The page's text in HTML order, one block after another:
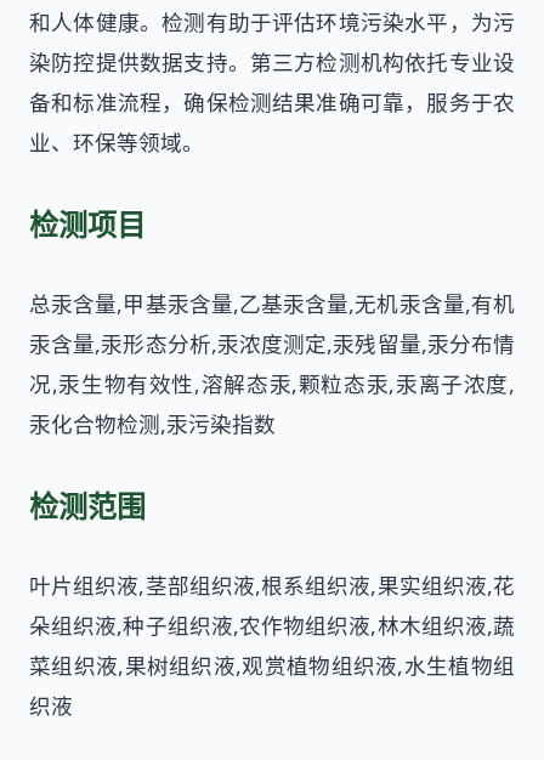
和人体健康。检测有助于评估环境污染水平，为污
染防控提供数据支持。第三方检测机构依托专业设
备和标准流程，确保检测结果准确可靠，服务于农
业、环保等领域。
检测项目
总汞含量,甲基汞含量,乙基汞含量,无机汞含量,有机
汞含量,汞形态分析,汞浓度测定,汞残留量,汞分布情
况,汞生物有效性,溶解态汞,颗粒态汞,汞离子浓度,
汞化合物检测,汞污染指数
检测范围
叶片组织液,茎部组织液,根系组织液,果实组织液,花
朵组织液,种子组织液,农作物组织液,林木组织液,蔬
菜组织液,果树组织液,观赏植物组织液,水生植物组
织液